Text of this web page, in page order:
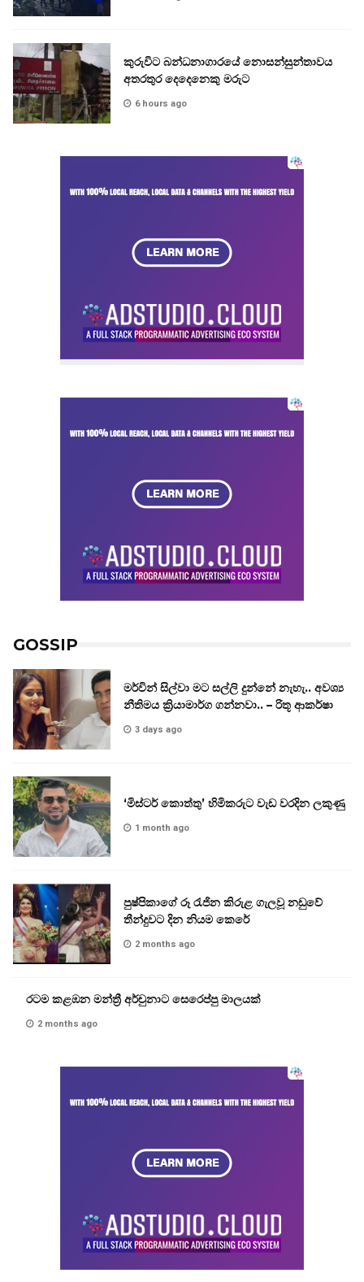
කුරුවිට බන්ධනාගාරයේ නොසන්සුන්තාවය
අතරතුර දෙදෙනෙකු මරුට
6 hours ago
GOSSIP
මර්වින් සිල්වා මට සල්ලි දුන්නේ නැහැ.. අවශ්‍ය
නීතිමය ක්‍රියාමාර්ග ගන්නවා.. – රිතූ ආකර්ෂා
3 days ago
‘මිස්ටර් කොත්තු’ හිමිකරුට වැඩ වරදින ලකුණු
1 month ago
පුෂ්පිකාගේ රූ රැජින කිරුළ ගැලවූ නඩුවේ
තීන්දුවට දින නියම කෙරේ
2 months ago
රටම කළඹන මන්ත්‍රී අර්චුනාට සෙරෙප්පු මාලයක්
2 months ago